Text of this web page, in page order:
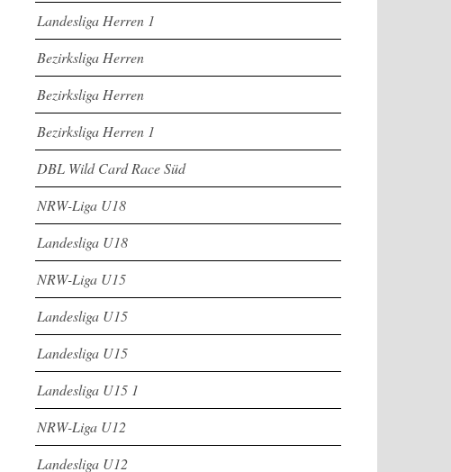
Landesliga Herren 1
Bezirksliga Herren
Bezirksliga Herren
Bezirksliga Herren 1
DBL Wild Card Race Süd
NRW-Liga U18
Landesliga U18
NRW-Liga U15
Landesliga U15
Landesliga U15
Landesliga U15 1
NRW-Liga U12
Landesliga U12